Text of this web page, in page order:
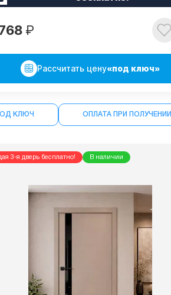
₽
Рассчитать цену«под ключ»
КЛЮЧ ОПЛАТА ПРИ ПОЛУЧЕНИИ
3-я дверь бесплатно! В наличии